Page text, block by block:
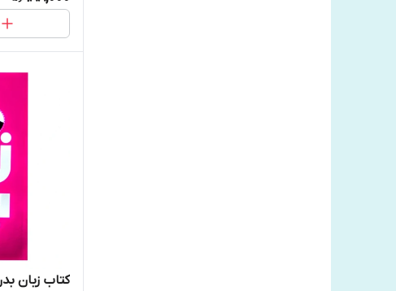
کتاب زبان